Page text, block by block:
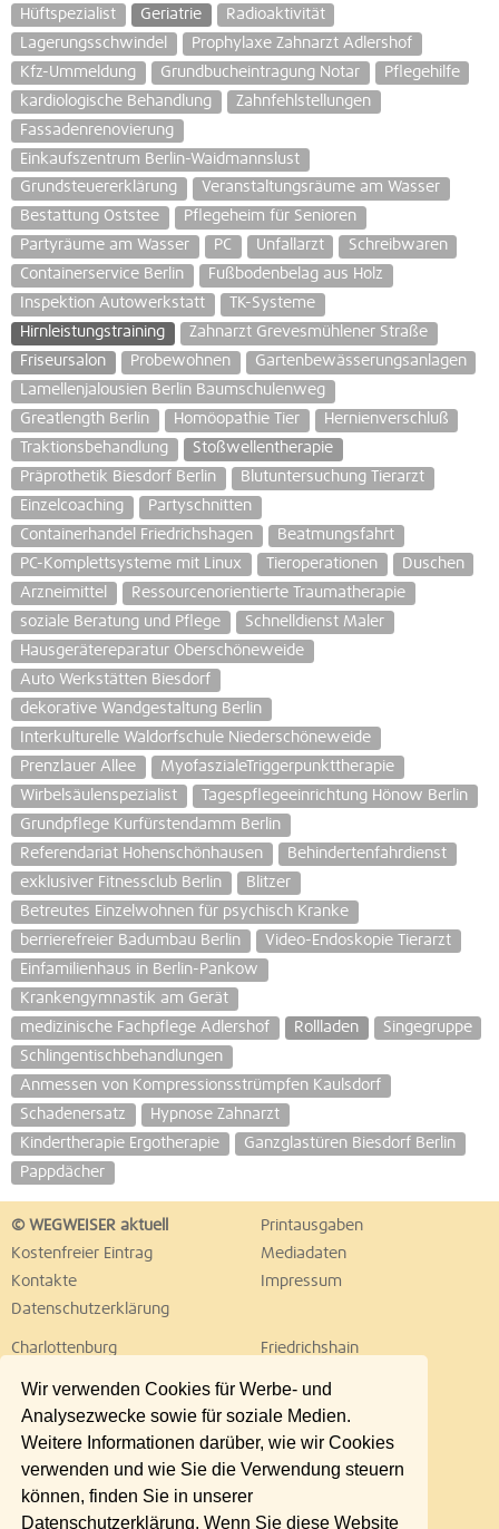
Wir verwenden Cookies für Werbe- und
Analysezwecke sowie für soziale Medien.
Weitere Informationen darüber, wie wir Cookies
verwenden und wie Sie die Verwendung steuern
können, finden Sie in unserer
Datenschutzerklärung. Wenn Sie diese Website
Hüftspezialist
Geriatrie
Radioaktivität
Lagerungsschwindel
Prophylaxe Zahnarzt Adlershof
Kfz-Ummeldung
Grundbucheintragung Notar
Pflegehilfe
kardiologische Behandlung
Zahnfehlstellungen
Fassadenrenovierung
Einkaufszentrum Berlin-Waidmannslust
Grundsteuererklärung
Veranstaltungsräume am Wasser
Bestattung Oststee
Pflegeheim für Senioren
Partyräume am Wasser
PC Unfallarzt
Schreibwaren
Containerservice Berlin
Fußbodenbelag aus Holz
Inspektion Autowerkstatt
TK-Systeme
Hirnleistungstraining
Zahnarzt Grevesmühlener Straße
Friseursalon
Probewohnen
Gartenbewässerungsanlagen
Lamellenjalousien Berlin Baumschulenweg
Greatlength Berlin
Homöopathie Tier
Hernienverschluß
Traktionsbehandlung
Stoßwellentherapie
Präprothetik Biesdorf Berlin
Blutuntersuchung Tierarzt
Einzelcoaching
Partyschnitten
Containerhandel Friedrichshagen
Beatmungsfahrt
PC-Komplettsysteme mit Linux
Tieroperationen
Duschen
Arzneimittel
Ressourcenorientierte Traumatherapie
soziale Beratung und Pflege
Schnelldienst Maler
Hausgerätereparatur Oberschöneweide
Auto Werkstätten Biesdorf
dekorative Wandgestaltung Berlin
Interkulturelle Waldorfschule Niederschöneweide
Prenzlauer Allee
MyofaszialeTriggerpunkttherapie
Wirbelsäulenspezialist
Tagespflegeeinrichtung Hönow Berlin
Grundpflege Kurfürstendamm Berlin
Referendariat Hohenschönhausen
Behindertenfahrdienst
exklusiver Fitnessclub Berlin
Blitzer
Betreutes Einzelwohnen für psychisch Kranke
berrierefreier Badumbau Berlin
Video-Endoskopie Tierarzt
Einfamilienhaus in Berlin-Pankow
Krankengymnastik am Gerät
medizinische Fachpflege Adlershof
Rollladen
Singegruppe
Schlingentischbehandlungen
Anmessen von Kompressionsstrümpfen Kaulsdorf
Schadenersatz
Hypnose Zahnarzt
Kindertherapie Ergotherapie
Ganzglastüren Biesdorf Berlin
Pappdächer
© WEGWEISER aktuell
Printausgaben
Kostenfreier Eintrag
Mediadaten
Kontakte
Impressum
Datenschutzerklärung
Charlottenburg
Friedrichshain
Lichtenberg
Marzahn
Neukölln
Pankow
Reinickendorf
Schöneberg